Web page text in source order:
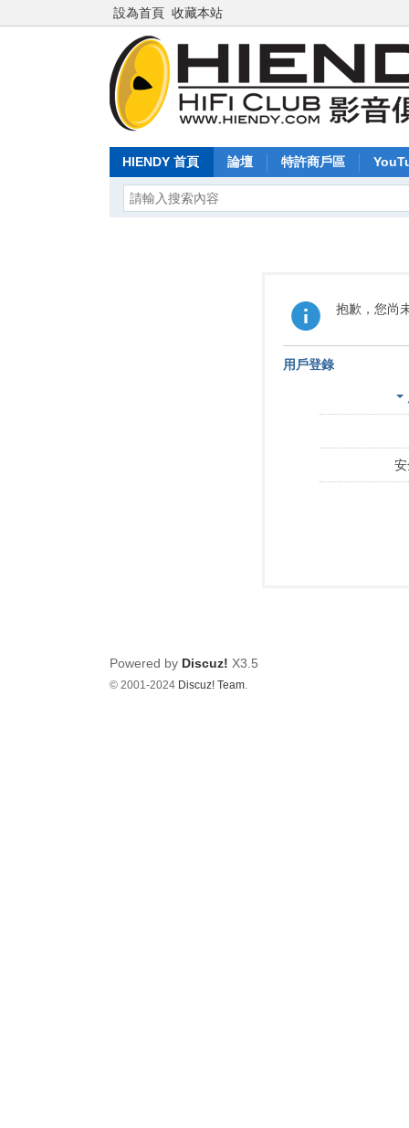
設為首頁 收藏本站
HIENDY 首頁 論壇 特許商戶區
抱歉，您尚
用戶登錄
Powered by Discuz! X3.5
© 2001-2024 Discuz! Team.